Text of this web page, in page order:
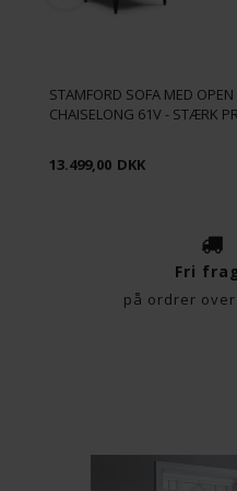
STAMFORD SOFA MED
CHAISELONG 61V - STÆRK
13.499,00 DKK
Fri
på ordrer over